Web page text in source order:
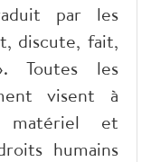
par les
discute, fait,
Toutes les
visent à
matériel et
humains